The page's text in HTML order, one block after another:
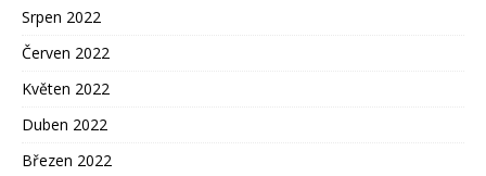
Srpen 2022
Červen 2022
Květen 2022
Duben 2022
Březen 2022